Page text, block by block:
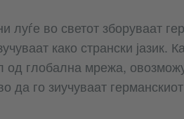
во светот зборуваат
како странски јазик.
од глобална мрежа,
да го зиучуваат германскиот